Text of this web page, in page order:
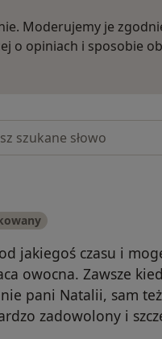
Moderujemy je
o opiniach i sposobie
w opiniach
jakiegoś czasu i
owocna. Zawsze
pani Natalii, sam
zadowolony i